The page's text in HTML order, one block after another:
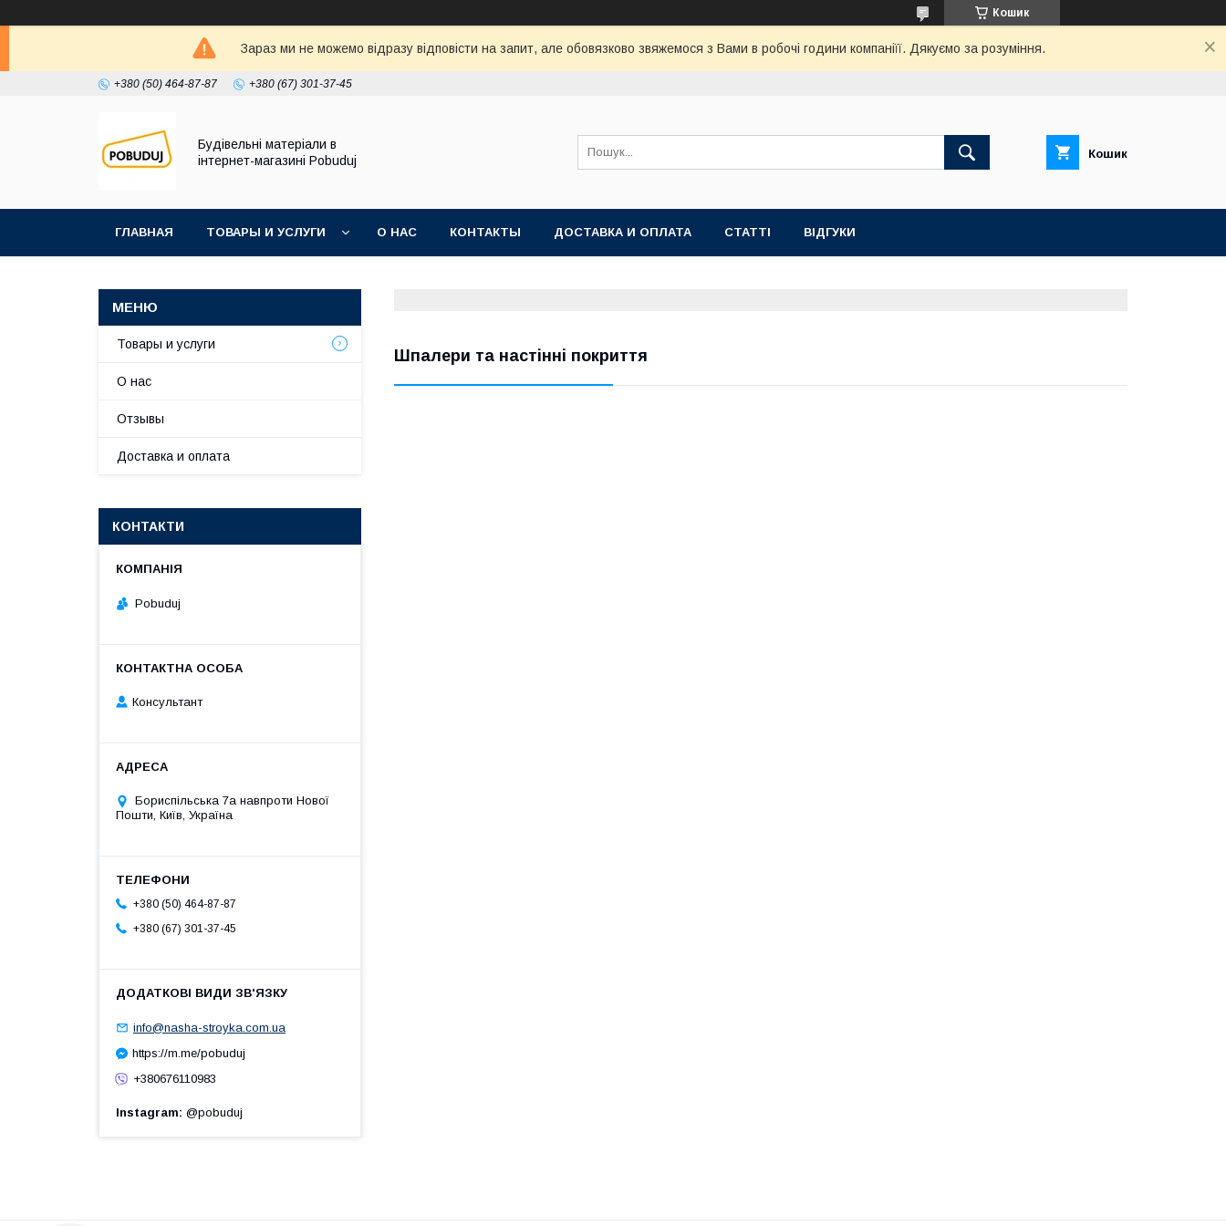
Кошик
Зараз ми не можемо відразу відповісти на запит, але обовязково звяжемося з Вами в робочі години компаніїї. Дякуємо за розуміння.
+380 (50) 464-87-87 +380 (67) 301-37-45
Будівельні матеріали в
інтернет-магазині Pobuduj
Кошик
ГЛАВНАЯ ТОВАРЫ И УСЛУГИ О НАС КОНТАКТЫ ДОСТАВКА И ОПЛАТА СТАТТІ ВІДГУКИ
Шпалери та настінні покриття
Товары и услуги
О нас
Отзывы
Доставка и оплата
КОНТАКТИ
Pobuduj
Консультант
Бориспільська 7а навпроти Нової
Пошти, Київ, Україна
+380 (50) 464-87-87
+380 (67) 301-37-45
info@nasha-stroyka.com.ua
https://m.me/pobuduj
+380676110983
Instagram @pobuduj